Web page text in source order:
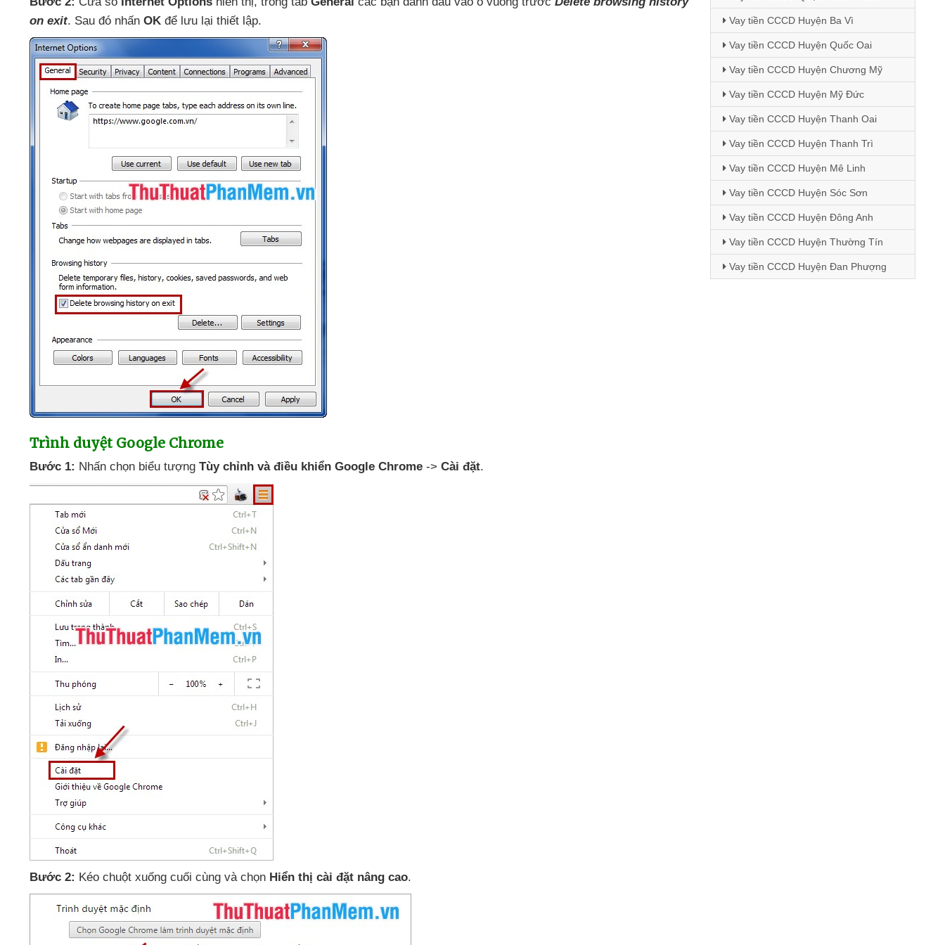
on exit. Sau đó nhấn OK để lưu lại thiết lập.
Trình duyệt Google Chrome
Bước 1: Nhấn chọn biểu tượng Tùy chỉnh và điều khiển Google Chrome -> Cài đặt.
Bước 2: Kéo chuột xuống cuối cùng và chọn Hiển thị cài đặt nâng cao.
Vay tiền CCCD Huyện Ba Vì
Vay tiền CCCD Huyện Quốc Oai
Vay tiền CCCD Huyện Chương Mỹ
Vay tiền CCCD Huyện Mỹ Đức
Vay tiền CCCD Huyện Thanh Oai
Vay tiền CCCD Huyện Thanh Trì
Vay tiền CCCD Huyện Mê Linh
Vay tiền CCCD Huyện Sóc Sơn
Vay tiền CCCD Huyện Đông Anh
Vay tiền CCCD Huyện Thường Tín
Vay tiền CCCD Huyện Đan Phượng